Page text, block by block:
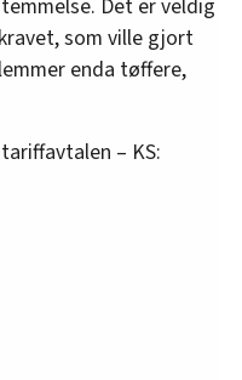
Det er veldig
som ville gjort
enda tøffere,
– KS: